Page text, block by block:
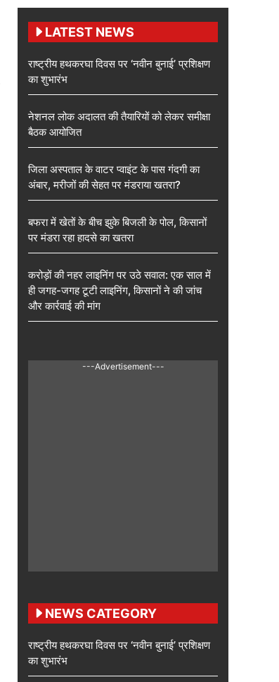
LATEST NEWS
राष्ट्रीय हथकरघा दिवस पर ‘नवीन बुनाई’ प्रशिक्षण
का शुभारंभ
नेशनल लोक अदालत की तैयारियों को लेकर समीक्षा
बैठक आयोजित
जिला अस्पताल के वाटर प्वाइंट के पास गंदगी का
अंबार, मरीजों की सेहत पर मंडराया खतरा?
बफरा में खेतों के बीच झुके बिजली के पोल, किसानों
पर मंडरा रहा हादसे का खतरा
करोड़ों की नहर लाइनिंग पर उठे सवाल: एक साल में
ही जगह-जगह टूटी लाइनिंग, किसानों ने की जांच
और कार्रवाई की मांग
---Advertisement---
NEWS CATEGORY
राष्ट्रीय हथकरघा दिवस पर ‘नवीन बुनाई’ प्रशिक्षण
का शुभारंभ